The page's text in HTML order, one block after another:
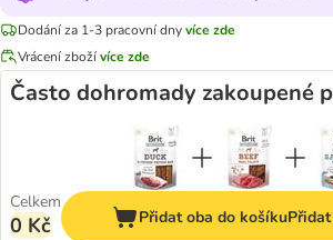
Dodání za 1-3 pracovní dnyvíce zde
Vrácení zbožívíce zde
Často dohromady zakoupené
Celkem
0 Kč Přidat oba do košíku